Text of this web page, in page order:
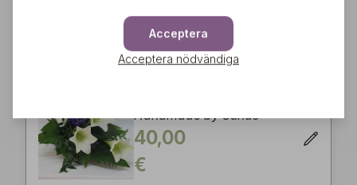
55,00
Handmade by Sunds
40,00
€
Acceptera
Acceptera nödvändiga